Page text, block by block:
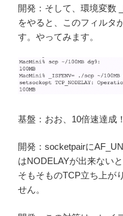
開発：そして、環境変数
をやると、このフィルタ
す。やってみます。
基盤：おお、10倍速達成！
開発：socketpairに
はNODELAYが出来ない
そもそものTCP立ち上が
せん。